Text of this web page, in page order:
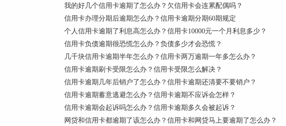
我的好几个信用卡逾期了怎么办？欠信用卡会连累配偶吗？
信用卡办理分期后逾期怎么办？信用卡逾期分期60期规定
个人信用卡逾期了利息高怎么办？信用卡10000元一个月利息多少？
信用卡负债逾期很恐慌怎么办？负债多少才会恐慌？
几千块信用卡逾期半年怎么办？信用卡两万逾期一年多怎么办？
信用卡逾期刷卡受限怎么办？信用卡受限怎么解决？
信用卡逾期几年后销户了怎么办？信用卡逾期还清要不要销户？
信用卡逾期蓄意逃避怎么办？信用卡逾期不应诉会怎样？
信用卡逾期会起诉吗怎么办？信用卡逾期多久会被起诉？
网贷和信用卡都逾期了该怎么办？信用卡和网贷马上要逾期了怎么办？